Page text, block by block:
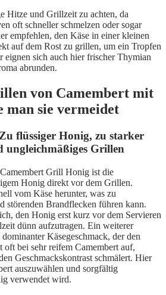
Hitze und Grillzeit zu achten, da
oft schneller schmelzen oder sogar
empfehlen, den Käse in einer kleinen
auf dem Rost zu grillen, um ein Tropfen
eignen sich auch hier frischer Thymian
abrunden.
von Camembert mit
man sie vermeidet
flüssiger Honig, zu starker
ungleichmäßiges Grillen
Grill Honig ist die
Honig direkt vor dem Grillen.
vom Käse herunter, was zu
störenden Brandflecken führen kann.
den Honig erst kurz vor dem Servieren
dünn aufzutragen. Ein weiterer
Käsegeschmack, der den
bei sehr reifem Camembert auf,
Geschmackskontrast schmälert. Hier
auszuwählen und sorgfältig
verwendet wird.